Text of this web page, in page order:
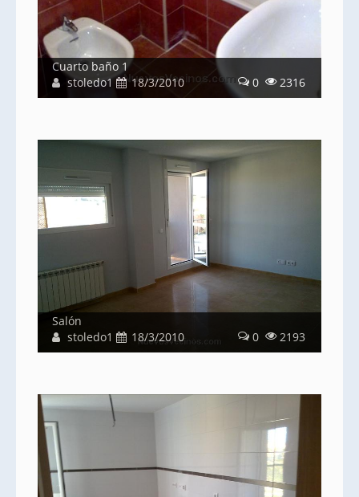
Cuarto baño 1
stoledo1
18/3/2010 0 2316
Salón
stoledo1
18/3/2010 0 2193